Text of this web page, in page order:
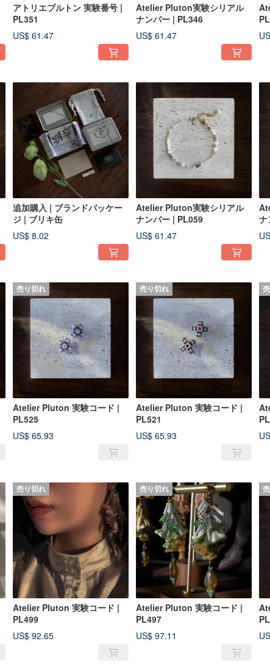
アトリエプルトン 実験番号 |
PL351
US$ 61.47
Atelier Pluton実験シリアル
ナンバー | PL346
US$ 61.47
追加購入 | ブランドパッケー
ジ | ブリキ缶
US$ 8.02
Atelier Pluton実験シリアル
ナンバー | PL059
US$ 61.47
ナ
売り切れ
Atelier Pluton 実験コード |
PL525
US$ 65.93
売り切れ
Atelier Pluton 実験コード |
PL521
US$ 65.93
売り切れ
Atelier Pluton 実験コード |
PL499
US$ 92.65
売り切れ
Atelier Pluton 実験コード |
PL497
US$ 97.11